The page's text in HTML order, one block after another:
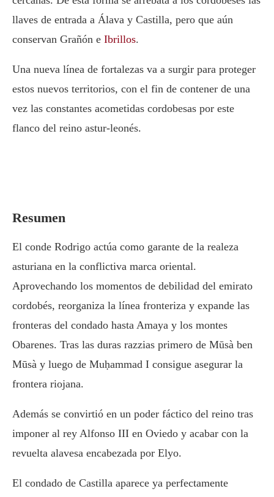
llaves de entrada a Álava y Castilla, pero que aún
conservan Grañón e Ibrillos.
Una nueva línea de fortalezas va a surgir para proteger
estos nuevos territorios, con el fin de contener de una
vez las constantes acometidas cordobesas por este
flanco del reino astur-leonés.
Resumen
El conde Rodrigo actúa como garante de la realeza
asturiana en la conflictiva marca oriental.
Aprovechando los momentos de debilidad del emirato
cordobés, reorganiza la línea fronteriza y expande las
fronteras del condado hasta Amaya y los montes
Obarenes. Tras las duras razzias primero de Mūsà ben
Mūsà y luego de Muḥammad I consigue asegurar la
frontera riojana.
Además se convirtió en un poder fáctico del reino tras
imponer al rey Alfonso III en Oviedo y acabar con la
revuelta alavesa encabezada por Elyo.
El condado de Castilla aparece ya perfectamente